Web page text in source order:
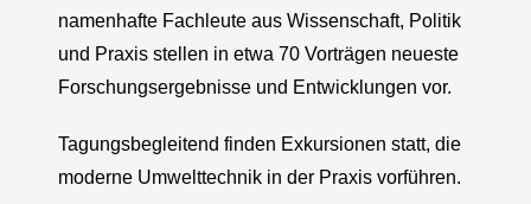
namenhafte Fachleute aus Wissenschaft, Politik
und Praxis stellen in etwa 70 Vorträgen neueste
Forschungsergebnisse und Entwicklungen vor.
Tagungsbegleitend finden Exkursionen statt, die
moderne Umwelttechnik in der Praxis vorführen.